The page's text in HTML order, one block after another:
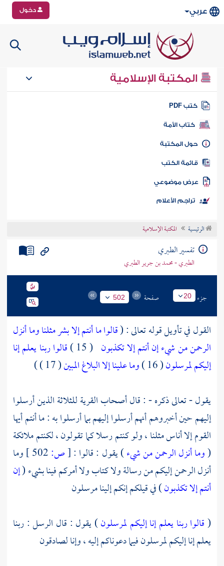
عربي دخول
المكتبة الإسلامية
كتب PDF
كتاب الأمة
المكتبة
الكتب
موضوعي
تراجم الأعلام
الرئيسية المكتبة الإسلامية
تفسير الطبري
الطبري - محمد بن جرير الطبري
جزء 20 صفحة 502
القول في تأويل قوله تعالى : (قالوا ما أنتم إلا بشر مثلنا وما أنزل
الرحمن من شيء إن أنتم إلا تكذبون ( 15 )
قالوا ربنا يعلم إنا
إليكم لمرسلون( 16 ) وما علينا إلا البلاغ المبين( 17 ) )
يقول - تعالى ذكره - : قال أصحاب القرية للثلاثة الذين أرسلوا
إليهم حين أخبروهم أنهم أرسلوا إليهم بما أرسلوا به : ما أنتم أيها
القوم إلا أناس مثلنا ، ولو كنتم رسلا كما تقولون ، لكنتم ملائكة
(وما أنزل الرحمن من شيء) يقول : قالوا :[ص:
وما
أنزل الرحمن إليكم من رسالة ولا كتاب ولا أمركم فينا بشيء (إن
أنتم إلا تكذبون) في قيلكم إنكم إلينا مرسلون
(قالوا ربنا يعلم إنا إليكم لمرسلون) يقول : قال الرسل : ربنا
يعلم إنا إليكم لمرسلون فيما دعوناكم إليه ، وإنا لصادقون